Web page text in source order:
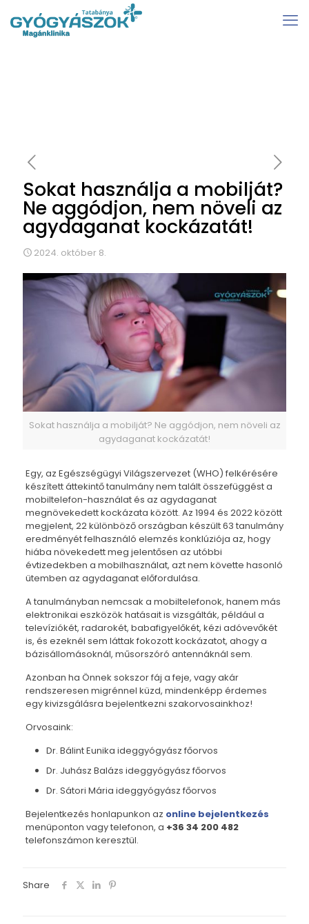
Sokat használja a mobilját?
Ne aggódjon, nem növeli az
agydaganat kockázatát!
2024. október 8.
Sokat használja a mobilját? Ne aggódjon, nem növeli az
agydaganat kockázatát!
Egy, az Egészségügyi Világszervezet (WHO) felkérésére
készített áttekintő tanulmány nem talált összefüggést a
mobiltelefon-használat és az agydaganat
megnövekedett kockázata között. Az 1994 és 2022 között
megjelent, 22 különböző országban készült 63 tanulmány
eredményét felhasználó elemzés konklúziója az, hogy
hiába növekedett meg jelentősen az utóbbi
évtizedekben a mobilhasználat, azt nem követte hasonló
ütemben az agydaganat előfordulása.
A tanulmányban nemcsak a mobiltelefonok, hanem más
elektronikai eszközök hatásait is vizsgálták, például a
televíziókét, radarokét, babafigyelőkét, kézi adóvevőkét
is, és ezeknél sem láttak fokozott kockázatot, ahogy a
bázisállomásoknál, műsorszóró antennáknál sem.
Azonban ha Önnek sokszor fáj a feje, vagy akár
rendszeresen migrénnel küzd, mindenképp érdemes
egy kivizsgálásra bejelentkezni szakorvosainkhoz!
Orvosaink:
Dr. Bálint Eunika ideggyógyász főorvos
Dr. Juhász Balázs ideggyógyász főorvos
Dr. Sátori Mária ideggyógyász főorvos
Bejelentkezés honlapunkon az online bejelentkezés
menüponton vagy telefonon, a +36 34 200 482
telefonszámon keresztül.
Share